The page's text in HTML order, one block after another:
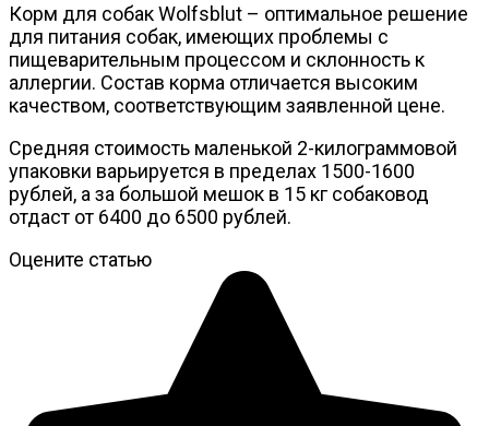
Корм для собак Wolfsblut – оптимальное решение
для питания собак, имеющих проблемы с
пищеварительным процессом и склонность к
аллергии. Состав корма отличается высоким
качеством, соответствующим заявленной цене.
Средняя стоимость маленькой 2-килограммовой
упаковки варьируется в пределах 1500-1600
рублей, а за большой мешок в 15 кг собаковод
отдаст от 6400 до 6500 рублей.
Оцените статью